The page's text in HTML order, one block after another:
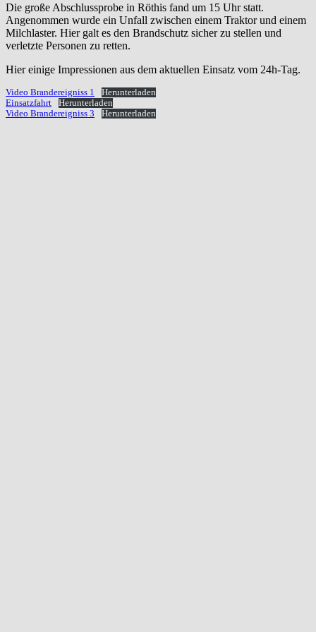
Die große Abschlussprobe in Röthis fand um 15 Uhr statt.
Angenommen wurde ein Unfall zwischen einem Traktor und einem
Milchlaster. Hier galt es den Brandschutz sicher zu stellen und
verletzte Personen zu retten.
Hier einige Impressionen aus dem aktuellen Einsatz vom 24h-Tag.
Video Brandereigniss 1
Herunterladen
Einsatzfahrt
Herunterladen
Video Brandereigniss 3
Herunterladen